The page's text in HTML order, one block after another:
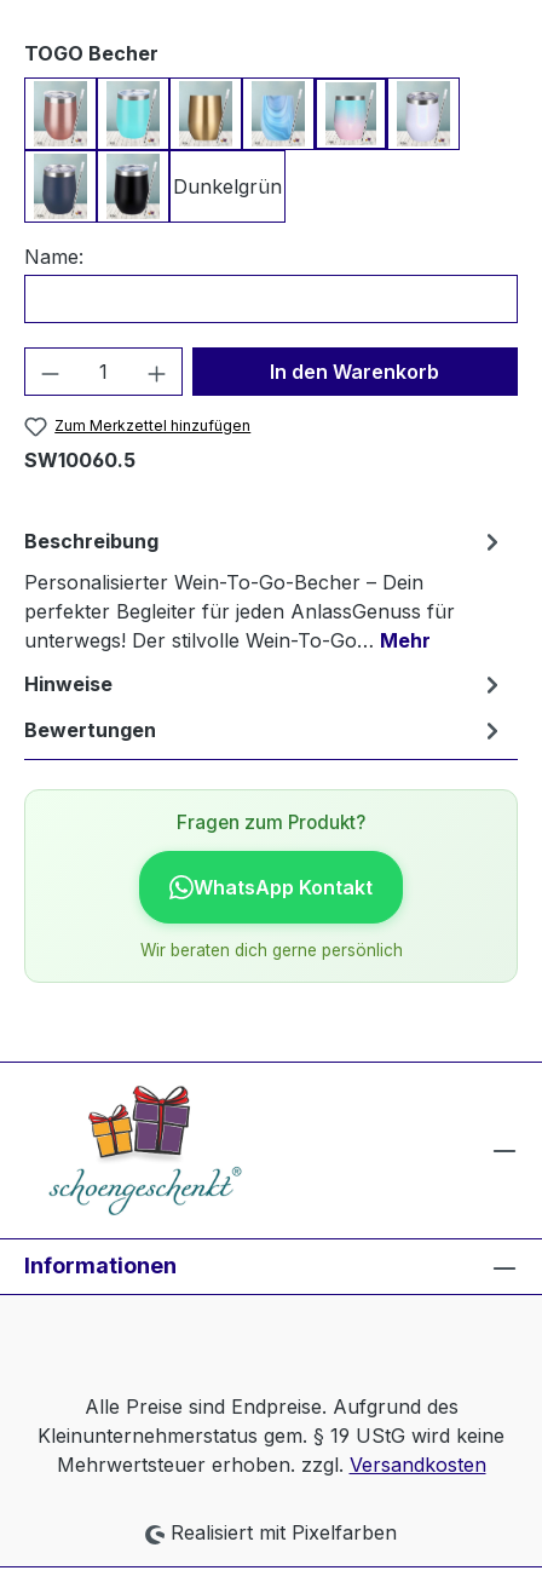
TOGO Becher
RosegoldTürkis Champagner Gold
Blauer Marmor
Blau-RosaWeiß
DunkelblauSchwarz
Dunkelgrün
Name:
Produkt Anzahl: Gib denIn den Warenkorb
Zum Merkzettel hinzufügen
SW10060.5
Beschreibung
Personalisierter Wein-To-Go-Becher – Dein
perfekter Begleiter für jeden AnlassGenuss für
unterwegs! Der stilvolle Wein-To-Go… Mehr
Hinweise
Bewertungen
Fragen zum Produkt?
WhatsApp Kontakt
Wir beraten dich gerne persönlich
Informationen
Alle Preise sind Endpreise. Aufgrund des
Kleinunternehmerstatus gem. § 19 UStG wird keine
Mehrwertsteuer erhoben. zzgl. Versandkosten
Realisiert mit Pixelfarben